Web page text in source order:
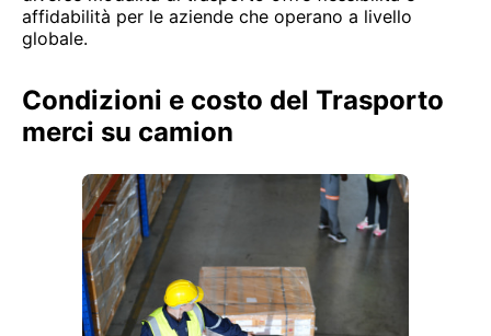
affidabilità per le aziende che operano a livello
globale.
Condizioni e costo del Trasporto
merci su camion